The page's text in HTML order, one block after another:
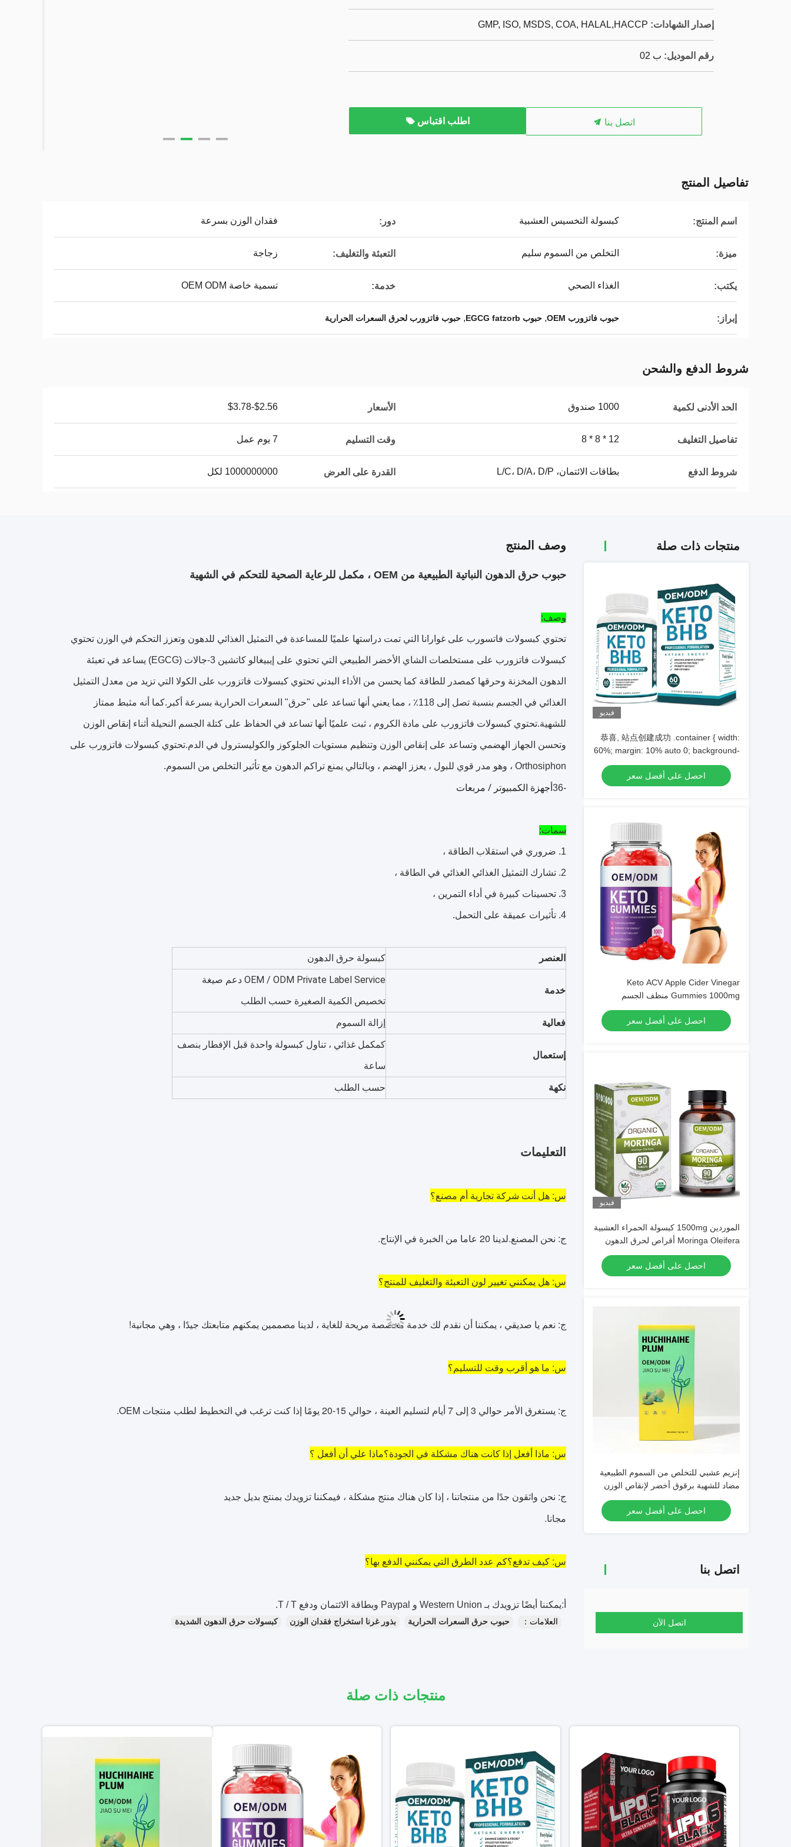
إصدار الشهادات: GMP, ISO, MSDS, COA, HALAL,HACCP
رقم الموديل: ب 02
اتصل بنا اطلب اقتباس
تفاصيل المنتج
اسم المنتج: كبسولة التخسيس العشبية دور: فقدان الوزن بسرعة
ميزة: التخلص من السموم سليم التعبئة والتغليف: زجاجة
يكتب: الغذاء الصحي خدمة: تسمية خاصة OEM ODM
إبراز: حبوب فاتزورب OEM , حبوب EGCG fatzorb , حبوب فاتزورب لحرق السعرات الحرارية
شروط الدفع والشحن
الحد الأدنى لكمية 1000 صندوق الأسعار $2.56-$3.78
تفاصيل التغليف 12 * 8 * 8 وقت التسليم 7 يوم عمل
شروط الدفع بطاقات الائتمان، L/C، D/A، D/P القدرة على العرض 1000000000 لكل
منتجات ذات صلة
فيديو
恭喜, 站点创建成功 .container { width:
60%; margin: 10% auto 0; background-
color: #f0f0f0; padding: 2% 5%; border-
radius: 10px } ul { padding-left: 20px; }
ul li { line-height: 2.3 } a { color:
احصل على أفضل سعر
Keto ACV Apple Cider Vinegar
Gummies 1000mg منظف الجسم
احصل على أفضل سعر
فيديو
الموردين 1500mg كبسولة الحمراء العشبية
Moringa Oleifera أقراص لحرق الدهون
احصل على أفضل سعر
إنزيم عشبي للتخلص من السموم الطبيعية
مضاد للشهية برقوق أخضر لإنقاص الوزن
1000 مجم
احصل على أفضل سعر
اتصل بنا
اتصل الآن
وصف المنتج
حبوب حرق الدهون النباتية الطبيعية من OEM ، مكمل للرعاية الصحية للتحكم في الشهية
وصف:
تحتوي كبسولات فاتسورب على غوارانا التي تمت دراستها علميًا للمساعدة في التمثيل الغذائي للدهون وتعزز التحكم في الوزن تحتوي
كبسولات فاتزورب على مستخلصات الشاي الأخضر الطبيعي التي تحتوي على إيبيغالو كاتشين 3-جالات (EGCG) يساعد في تعبئة
الدهون المخزنة وحرقها كمصدر للطاقة كما يحسن من الأداء البدني تحتوي كبسولات فاتزورب على الكولا التي تزيد من معدل التمثيل
الغذائي في الجسم بنسبة تصل إلى 118٪ ، مما يعني أنها تساعد على "حرق" السعرات الحرارية بسرعة أكبر.كما أنه مثبط ممتاز
للشهية.تحتوي كبسولات فاتزورب على مادة الكروم ، ثبت علميًا أنها تساعد في الحفاظ على كتلة الجسم النحيلة أثناء إنقاص الوزن
وتحسن الجهاز الهضمي وتساعد على إنقاص الوزن وتنظيم مستويات الجلوكوز والكوليسترول في الدم.تحتوي كبسولات فاتزورب على
Orthosiphon ، وهو مدر قوي للبول ، يعزز الهضم ، وبالتالي يمنع تراكم الدهون مع تأثير التخلص من السموم.
-36 أجهزة الكمبيوتر / مربعات
سمات:
1. ضروري في استقلاب الطاقة ،
2. تشارك التمثيل الغذائي الغذائي في الطاقة ،
3. تحسينات كبيرة في أداء التمرين ،
4. تأثيرات عميقة على التحمل.
العنصر كبسولة حرق الدهون
خدمة
OEM / ODM Private Label Service دعم صيغة
تخصيص الكمية الصغيرة حسب الطلب
فعالية إزالة السموم
إستعمال
كمكمل غذائي ، تناول كبسولة واحدة قبل الإفطار بنصف
ساعة
نكهة حسب الطلب
التعليمات
س: هل أنت شركة تجارية أم مصنع؟
ج: نحن المصنع.لدينا 20 عاما من الخبرة في الإنتاج.
س: هل يمكنني تغيير لون التعبئة والتغليف للمنتج؟
ج: نعم يا صديقي ، يمكننا أن نقدم لك خدمة مخصصة مريحة للغاية ، لدينا مصممين يمكنهم متابعتك جيدًا ، وهي مجانية!
س: ما هو أقرب وقت للتسليم؟
ج: يستغرق الأمر حوالي 3 إلى 7 أيام لتسليم العينة ، حوالي 15-20 يومًا إذا كنت ترغب في التخطيط لطلب منتجات OEM.
س: ماذا أفعل إذا كانت هناك مشكلة في الجودة؟ماذا علي أن أفعل ؟
ج: نحن واثقون جدًا من منتجاتنا ، إذا كان هناك منتج مشكلة ، فيمكننا تزويدك بمنتج بديل جديد
مجانا.
س: كيف تدفع؟كم عدد الطرق التي يمكنني الدفع بها؟
أ:يمكننا أيضًا تزويدك بـ Western Union و Paypal وبطاقة الائتمان ودفع T / T.
العلامات： حبوب حرق السعرات الحرارية بذور غرنا استخراج فقدان الوزن كبسولات حرق الدهون الشديدة
منتجات ذات صلة